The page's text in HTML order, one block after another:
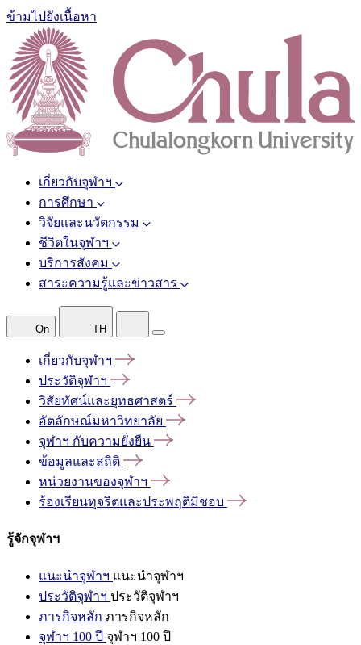
ข้ามไปยังเนื้อหา
เกี่ยวกับจุฬาฯ
การศึกษา
วิจัยและนวัตกรรม
ชีวิตในจุฬาฯ
บริการสังคม
สาระความรู้และข่าวสาร
On TH
เกี่ยวกับจุฬาฯ
ประวัติจุฬาฯ
วิสัยทัศน์และยุทธศาสตร์
อัตลักษณ์มหาวิทยาลัย
จุฬาฯ กับความยั่งยืน
ข้อมูลและสถิติ
หน่วยงานของจุฬาฯ
ร้องเรียนทุจริตและประพฤติมิชอบ
รู้จักจุฬาฯ
แนะนำจุฬาฯ แนะนำจุฬาฯ
ประวัติจุฬาฯ ประวัติจุฬาฯ
ภารกิจหลัก ภารกิจหลัก
จุฬาฯ 100 ปี จุฬาฯ 100 ปี